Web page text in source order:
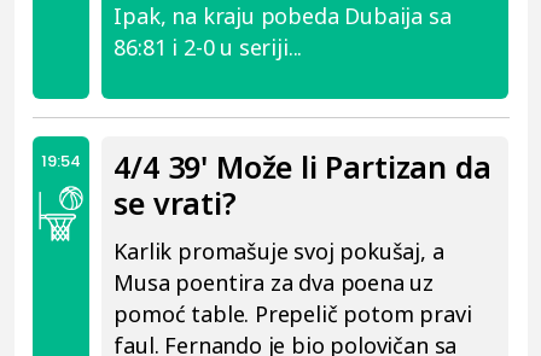
Ipak, na kraju pobeda Dubaija sa
86:81 i 2-0 u seriji...
19:54
4/4 39' Može li Partizan da
se vrati?
Karlik promašuje svoj pokušaj, a
Musa poentira za dva poena uz
pomoć table. Prepelič potom pravi
faul. Fernando je bio polovičan sa